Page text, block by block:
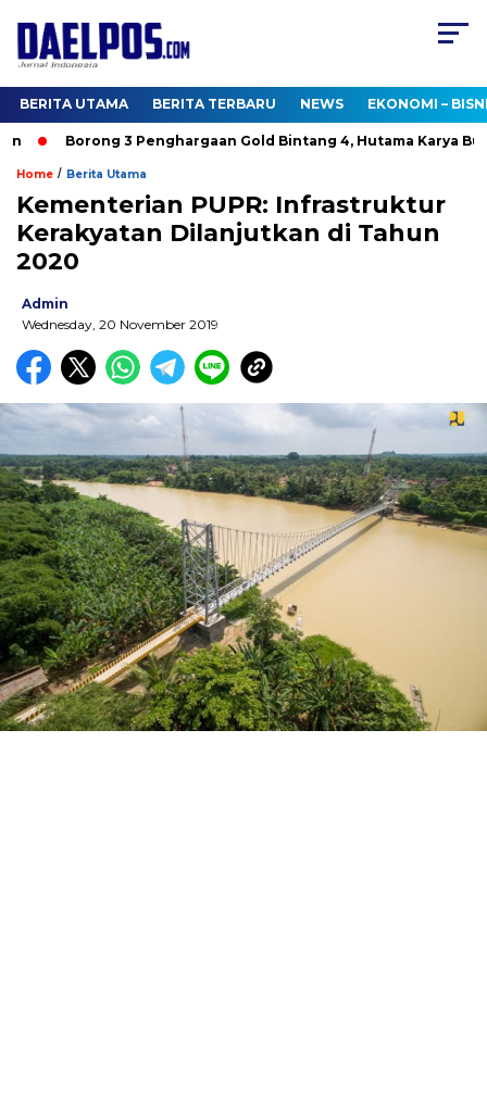
BERITA UTAMA BERITA TERBARU NEWS EKONOMI –
Borong 3 Penghargaan Gold Bintang 4, Hutama Karya
Home / Berita Utama
Kementerian PUPR: Infrastruktur
Kerakyatan Dilanjutkan di Tahun
2020
Admin
Wednesday, 20 November 2019